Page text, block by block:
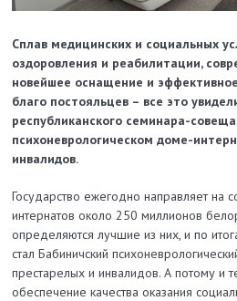
Сплав медицинских и социальных
оздоровления и реабилитации,
новейшее оснащение и
благо постояльцев – все это
республиканского семинара-
психоневрологическом доме-
инвалидов.
Государство ежегодно направляет на
интернатов около 250 миллионов
определяются лучшие из них, и по
стал Бабиничский
престарелых и инвалидов. А потому и
обеспечение качества оказания